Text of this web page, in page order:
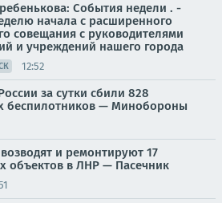
События недели . -
начала с расширенного
совещания с руководителями
и учреждений нашего города
12:52
за сутки сбили 828
беспилотников — Минобороны
и ремонтируют 17
объектов в ЛНР — Пасечник